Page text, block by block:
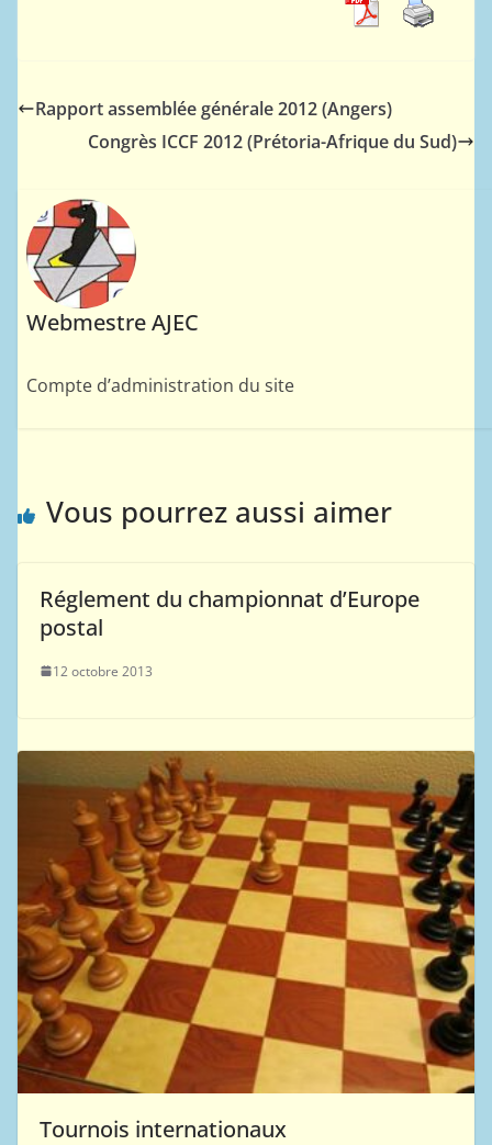
Rapport assemblée générale 2012 (Angers)
Congrès ICCF 2012 (Prétoria-Afrique du Sud)
Webmestre AJEC
Compte d’administration du site
Vous pourrez aussi aimer
Réglement du championnat d’Europe
postal
12 octobre 2013
Tournois internationaux